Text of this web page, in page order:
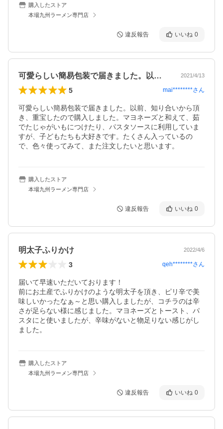
購入したストア
本場九州ラーメン専門店
違反報告 いいね 0
可愛らしい簡易包装で届きました。以前、… 2021/4/13
5 mai********さん
可愛らしい簡易包装で届きました。以前、知り合いから頂
き、重宝したので購入しました。マヨネーズと和えて、茹
でたじゃがいもにつけたり、パスタソースに利用していま
すが、子どもたちも大好きです。たくさん入っているの
で、色々使ってみて、また注文したいと思います。
購入したストア
本場九州ラーメン専門店
違反報告 いいね 0
明太子ふりかけ 2022/4/6
3 qeh********さん
届いて早速いただいております！
前にお土産でふりかけのような明太子を頂き、ピリ辛で美
味しいかったなぁ～と思い購入しましたが、コチラのは辛
さが足らない様に感じました。マヨネーズとトースト、パ
スタにと使いましたが、辛味がないと物足りない感じがし
ました。
購入したストア
本場九州ラーメン専門店
違反報告 いいね 0